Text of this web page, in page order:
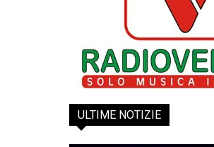
ULTIME NOTIZIE